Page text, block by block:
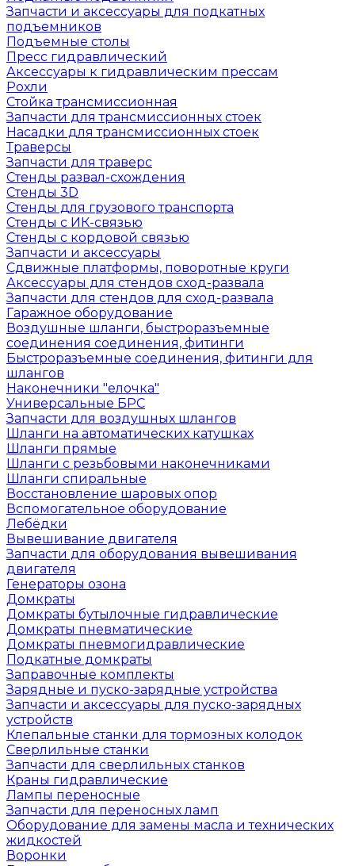
Запчасти и аксессуары для подкатных
подъемников
Подъемные столы
Пресс гидравлический
Аксессуары к гидравлическим прессам
Рохли
Стойка трансмиссионная
Запчасти для трансмиссионных стоек
Насадки для трансмиссионных стоек
Траверсы
Запчасти для траверс
Стенды развал-схождения
Стенды 3D
Стенды для грузового транспорта
Стенды с ИК-связью
Стенды с кордовой связью
Запчасти и аксессуары
Сдвижные платформы, поворотные круги
Аксессуары для стендов сход-развала
Запчасти для стендов для сход-развала
Гаражное оборудование
Воздушные шланги, быстроразъемные
соединения соединения, фитинги
Быстроразъемные соединения, фитинги для
шлангов
Наконечники "елочка"
Универсальные БРС
Запчасти для воздушных шлангов
Шланги на автоматических катушках
Шланги прямые
Шланги с резьбовыми наконечниками
Шланги спиральные
Восстановление шаровых опор
Вспомогательное оборудование
Лебёдки
Вывешивание двигателя
Запчасти для оборудования вывешивания
двигателя
Генераторы озона
Домкраты
Домкраты бутылочные гидравлические
Домкраты пневматические
Домкраты пневмогидравлические
Подкатные домкраты
Заправочные комплекты
Зарядные и пуско-зарядные устройства
Запчасти и аксессуары для пуско-зарядных
устройств
Клепальные станки для тормозных колодок
Сверлильные станки
Запчасти для сверлильных станков
Краны гидравлические
Лампы переносные
Запчасти для переносных ламп
Оборудование для замены масла и технических
жидкостей
Воронки